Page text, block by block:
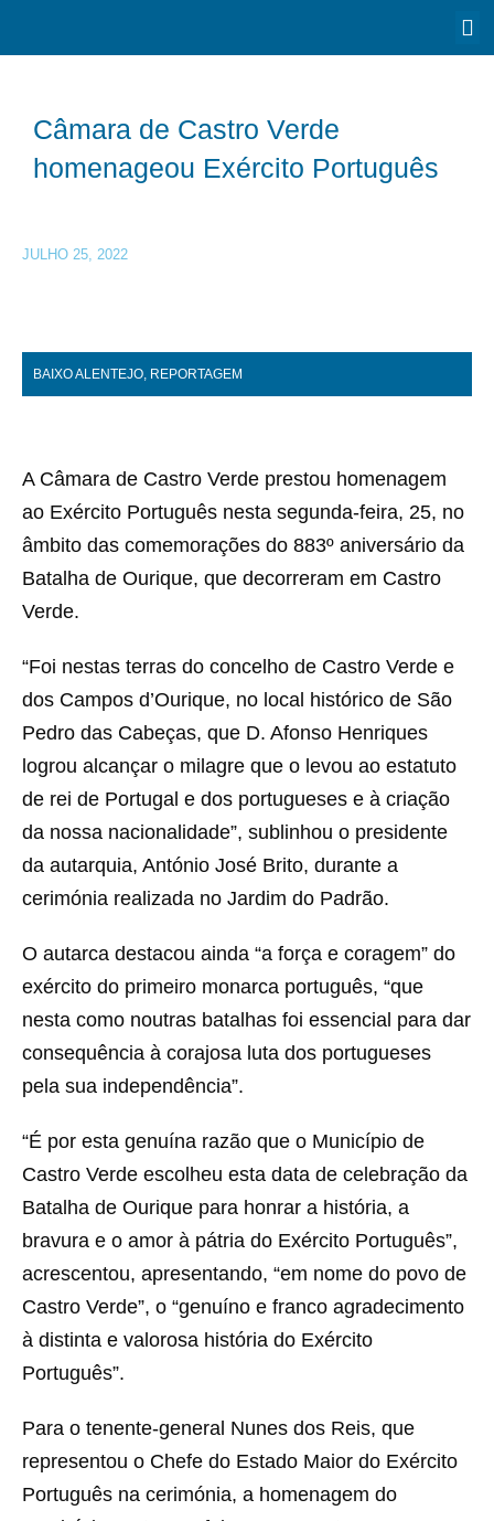
Câmara de Castro Verde
homenageou Exército Português
JULHO 25, 2022
BAIXO ALENTEJO, REPORTAGEM
A Câmara de Castro Verde prestou homenagem
ao Exército Português nesta segunda-feira, 25, no
âmbito das comemorações do 883º aniversário da
Batalha de Ourique, que decorreram em Castro
Verde.
“Foi nestas terras do concelho de Castro Verde e
dos Campos d’Ourique, no local histórico de São
Pedro das Cabeças, que D. Afonso Henriques
logrou alcançar o milagre que o levou ao estatuto
de rei de Portugal e dos portugueses e à criação
da nossa nacionalidade”, sublinhou o presidente
da autarquia, António José Brito, durante a
cerimónia realizada no Jardim do Padrão.
O autarca destacou ainda “a força e coragem” do
exército do primeiro monarca português, “que
nesta como noutras batalhas foi essencial para dar
consequência à corajosa luta dos portugueses
pela sua independência”.
“É por esta genuína razão que o Município de
Castro Verde escolheu esta data de celebração da
Batalha de Ourique para honrar a história, a
bravura e o amor à pátria do Exército Português”,
acrescentou, apresentando, “em nome do povo de
Castro Verde”, o “genuíno e franco agradecimento
à distinta e valorosa história do Exército
Português”.
Para o tenente-general Nunes dos Reis, que
representou o Chefe do Estado Maior do Exército
Português na cerimónia, a homenagem do